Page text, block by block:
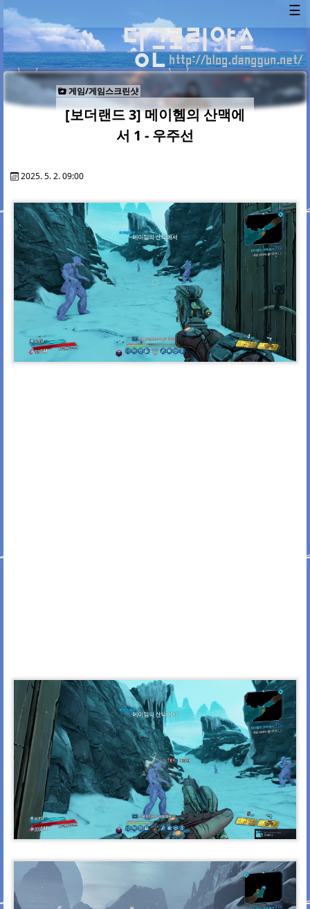
☰
게임/게임스크린샷
[보더랜드 3] 메이헴의 산맥에
서 1 - 우주선
2025. 5. 2. 09:00